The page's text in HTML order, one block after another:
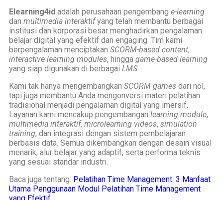
Elearning4id adalah perusahaan pengembang e-learning
dan multimedia interaktifyang telah membantu berbagai
institusi dan korporasi besar menghadirkan pengalaman
belajar digital yang efektif dan engaging. Tim kami
berpengalaman menciptakan SCORM-based content,
interactive learning modules, hingga game-based learning
yang siap digunakan di berbagai LMS.
Kami tak hanya mengembangkan SCORM games dari nol,
tapi juga membantu Anda mengonversi materi pelatihan
tradisional menjadi pengalaman digital yang imersif.
Layanan kami mencakup pengembangan learning module,
multimedia interaktif, microlearning videos, simulation
training, dan integrasi dengan sistem pembelajaran
berbasis data. Semua dikembangkan dengan desain visual
menarik, alur belajar yang adaptif, serta performa teknis
yang sesuai standar industri.
Baca juga tentang: Pelatihan Time Management: 3 Manfaat
Utama Penggunaan Modul Pelatihan Time Management